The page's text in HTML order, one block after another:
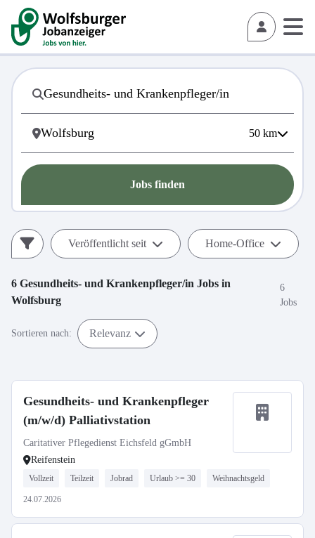
50 km
Jobs finden
Veröffentlicht seit Home-Office
6 Gesundheits- und Krankenpfleger/in Jobs in
Wolfsburg
6
Jobs
Sortieren nach: Relevanz
Gesundheits- und Krankenpfleger
(m/w/d) Palliativstation
Caritativer Pflegedienst Eichsfeld gGmbH
Reifenstein
Vollzeit Teilzeit Jobrad Urlaub >= 30 Weihnachtsgeld
24.07.2026